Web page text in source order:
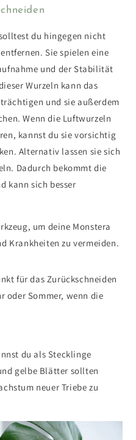
du hingegen nicht
Sie spielen eine
und der Stabilität
Wurzeln kann das
und sie außerdem
Wenn die Luftwurzeln
kannst du sie vorsichtig
Alternativ lassen sie sich
Dadurch bekommt die
kann sich besser
um deine Monstera
Krankheiten zu vermeiden.
für das Zurückschneiden
oder Sommer, wenn die
du als Stecklinge
gelbe Blätter sollten
neuer Triebe zu